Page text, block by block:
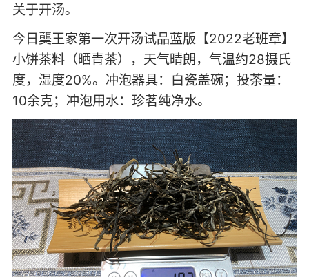
关于开汤。
今日龑王家第一次开汤试品蓝版【2022老班章】
小饼茶料（晒青茶），天气晴朗，气温约28摄氏
度，湿度20%。冲泡器具：白瓷盖碗；投茶量：
10余克；冲泡用水：珍茗纯净水。